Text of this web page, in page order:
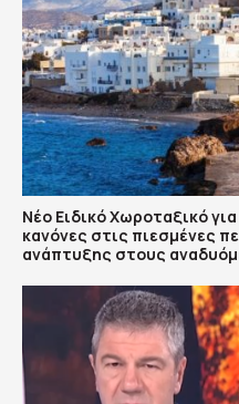
Νέο Ειδικό Χωροταξικό
κανόνες στις πιεσμένες
ανάπτυξης στους